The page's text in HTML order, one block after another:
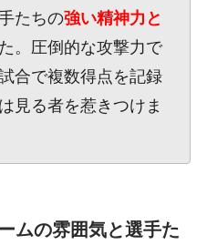
たちの強い精神力と
。圧倒的な攻撃力で
合で複数得点を記録
見る者を惹きつけま
ムの雰囲気と選手た